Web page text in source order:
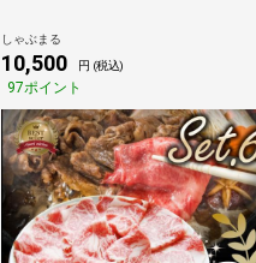
限定 お歳暮 クリスマス ギフト
食品 プレゼント しゃぶまる
しゃぶまる
10,500 円 (税込)
97ポイント